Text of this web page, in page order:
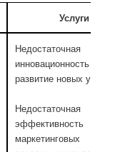
Услуги
Недостаточная
развитие новых услуг
Недостаточная
эффективность